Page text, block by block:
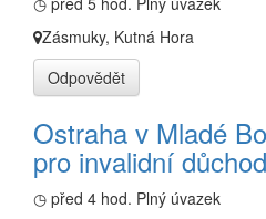
Zásmuky, Kutná Hora
Odpovědět
Ostraha v Mladé
pro invalidní
◷ před 4 hod. Plný úvazek